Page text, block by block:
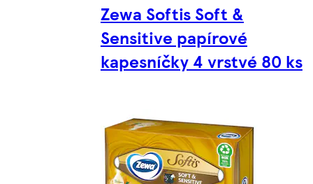
Zewa Softis Soft &
Sensitive papírové
kapesníčky 4 vrstvé 80 ks